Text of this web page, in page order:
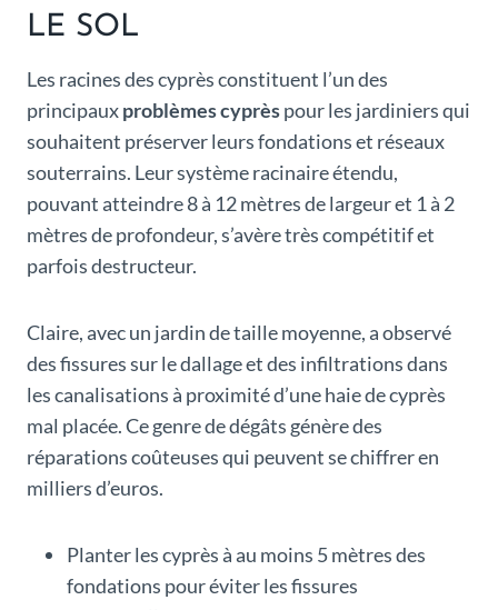
LE SOL
Les racines des cyprès constituent l’un des
principauxproblèmes cyprèspour les jardiniers qui
souhaitent préserver leurs fondations et réseaux
souterrains. Leur système racinaire étendu,
pouvant atteindre 8 à 12 mètres de largeur et 1 à 2
mètres de profondeur, s’avère très compétitif et
parfois destructeur.
Claire, avec un jardin de taille moyenne, a observé
des fissures sur le dallage et des infiltrations dans
les canalisations à proximité d’une haie de cyprès
mal placée. Ce genre de dégâts génère des
réparations coûteuses qui peuvent se chiffrer en
milliers d’euros.
Planter les cyprès à au moins 5 mètres des
fondations pour éviter les fissures